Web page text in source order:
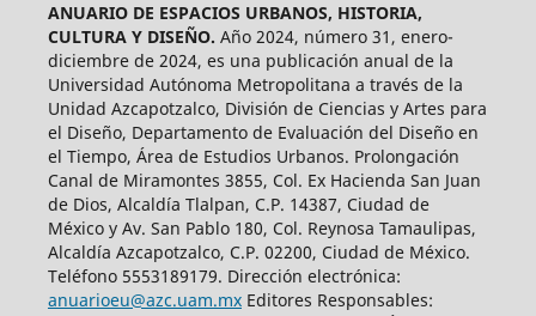
ANUARIO DE ESPACIOS URBANOS, HISTORIA,
CULTURA Y DISEÑO. Año 2024, número 31, enero-
diciembre de 2024, es una publicación anual de la
Universidad Autónoma Metropolitana a través de la
Unidad Azcapotzalco, División de Ciencias y Artes para
el Diseño, Departamento de Evaluación del Diseño en
el Tiempo, Área de Estudios Urbanos. Prolongación
Canal de Miramontes 3855, Col. Ex Hacienda San Juan
de Dios, Alcaldía Tlalpan, C.P. 14387, Ciudad de
México y Av. San Pablo 180, Col. Reynosa Tamaulipas,
Alcaldía Azcapotzalco, C.P. 02200, Ciudad de México.
Teléfono 5553189179. Dirección electrónica:
anuarioeu@azc.uam.mxEditores Responsables: